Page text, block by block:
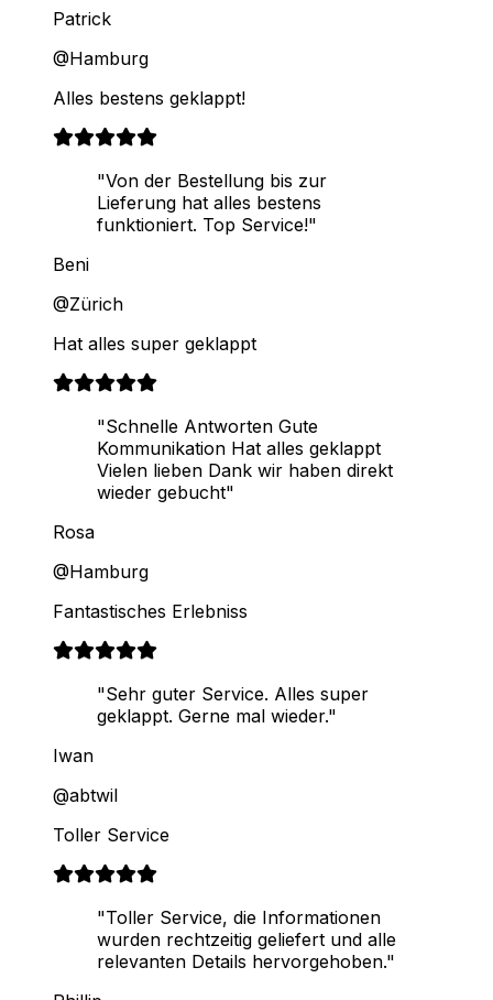
Patrick
@Hamburg
Alles bestens geklappt!
"Von der Bestellung bis zur
Lieferung hat alles bestens
funktioniert. Top Service!"
Beni
@Zürich
Hat alles super geklappt
"Schnelle Antworten Gute
Kommunikation Hat alles geklappt
Vielen lieben Dank wir haben direkt
wieder gebucht"
Rosa
@Hamburg
Fantastisches Erlebniss
"Sehr guter Service. Alles super
geklappt. Gerne mal wieder."
Iwan
@abtwil
Toller Service
"Toller Service, die Informationen
wurden rechtzeitig geliefert und alle
relevanten Details hervorgehoben."